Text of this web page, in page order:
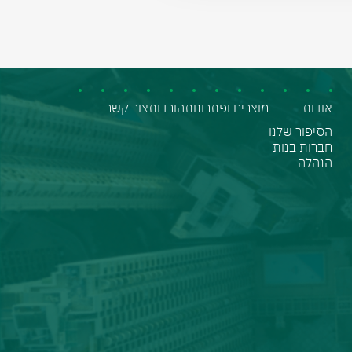
אודות
הסיפור שלנו
חברות בנות
הנהלה
מוצרים ופתרונותהורדותצור קשר